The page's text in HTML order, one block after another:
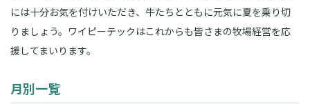
には十分お気を付けいただき、牛たちとともに元気に夏を乗り切
りましょう。ワイピーテックはこれからも皆さまの牧場経営を応
援してまいります。
月別一覧